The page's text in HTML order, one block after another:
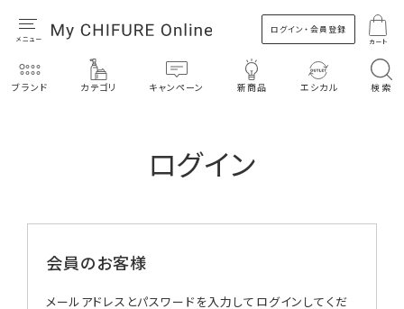
ログイン・会員登録
カート
ブランド カテゴリ キャンペーン 新商品 エシカル 検索
ログイン
会員のお客様
メールアドレスとパスワードを入力してログインしてくだ